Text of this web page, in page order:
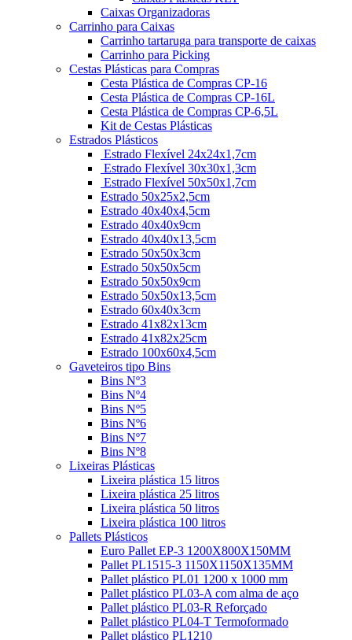
Caixas Organizadoras
Carrinho para Caixas
Carrinho tartaruga para transporte de caixas
Carrinho para Picking
Cestas Plásticas para Compras
Cesta Plástica de Compras CP-16
Cesta Plástica de Compras CP-16L
Cesta Plástica de Compras CP-6,5L
Kit de Cestas Plásticas
Estrados Plásticos
Estrado Flexível 24x24x1,7cm
Estrado Flexível 30x30x1,3cm
Estrado Flexível 50x50x1,7cm
Estrado 50x25x2,5cm
Estrado 40x40x4,5cm
Estrado 40x40x9cm
Estrado 40x40x13,5cm
Estrado 50x50x3cm
Estrado 50x50x5cm
Estrado 50x50x9cm
Estrado 50x50x13,5cm
Estrado 60x40x3cm
Estrado 41x82x13cm
Estrado 41x82x25cm
Estrado 100x60x4,5cm
Gaveteiros tipo Bins
Bins Nº3
Bins Nº4
Bins Nº5
Bins Nº6
Bins Nº7
Bins Nº8
Lixeiras Plásticas
Lixeira plástica 15 litros
Lixeira plástica 25 litros
Lixeira plástica 50 litros
Lixeira plástica 100 litros
Pallets Plásticos
Euro Pallet EP-3 1200X800X150MM
Pallet PL1515-3 1150X1150X135MM
Pallet plástico PL01 1200 x 1000 mm
Pallet plástico PL03-A com alma de aço
Pallet plástico PL03-R Reforçado
Pallet plástico PL04-T Termoformado
Pallet plástico PL1210